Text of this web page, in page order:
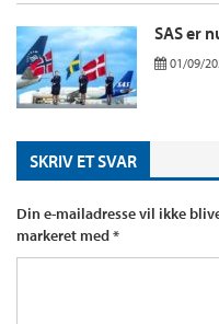
SAS er
01/09/
SKRIV ET SVAR
Din e-mailadresse vil ikke
markeret med*